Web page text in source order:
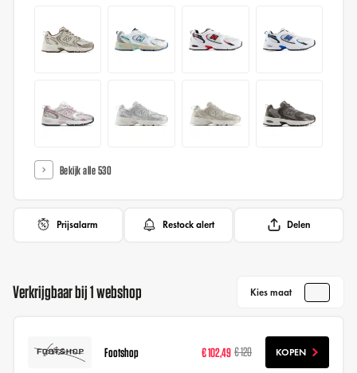
Bekijk alle 530
Prijsalarm Restock alert Delen
Verkrijgbaar bij 1 webshop Kies maat
Footshop € 102,49 € 120 KOPEN